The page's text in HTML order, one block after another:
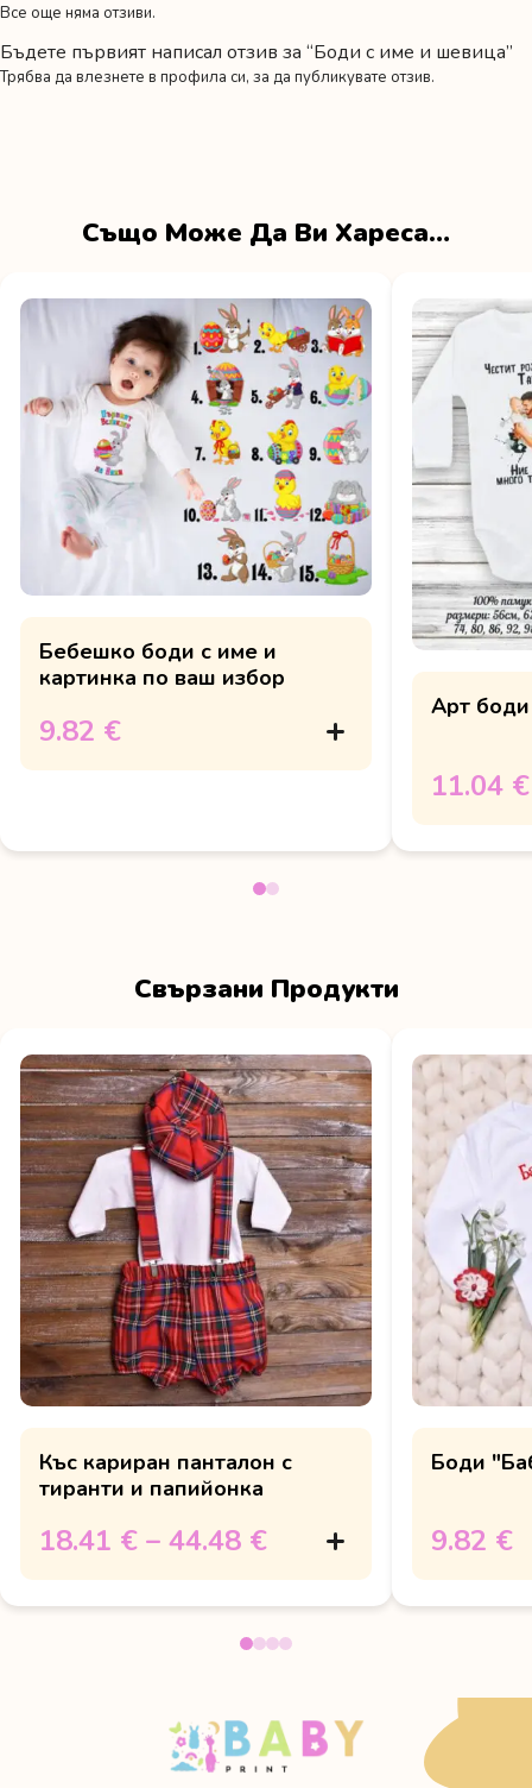
Все още няма отзиви.
Бъдете първият написал отзив за “Боди с име и шевица”
Трябва да влезнете в профила си, за да публикувате отзив.
Също Може Да Ви Хареса…
Бебешко боди с име и
картинка по ваш избор
9.82 €
Арт
11.04 €
Свързани Продукти
Къс кариран панталон с
тиранти и папийонка
18.41 € – 44.48 €
Боди
9.82 €